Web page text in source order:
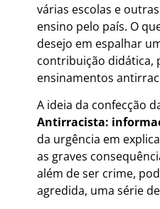
várias escolas e
ensino pelo país. O
desejo em espalhar
contribuição didática,
ensinamentos
A ideia da confecção
Antirracista:
da urgência em
as graves
além de ser crime,
agredida, uma série